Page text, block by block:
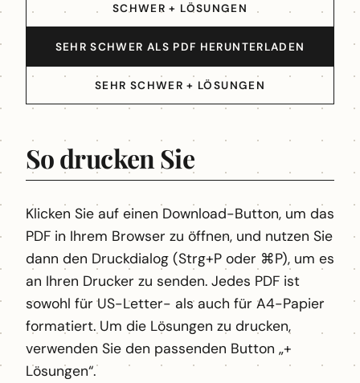
SCHWER + LÖSUNGEN
SEHR SCHWER ALS PDF HERUNTERLADEN
SEHR SCHWER + LÖSUNGEN
So drucken Sie
Klicken Sie auf einen Download-Button, um das
PDF in Ihrem Browser zu öffnen, und nutzen Sie
dann den Druckdialog (Strg+P oder ⌘P), um es
an Ihren Drucker zu senden. Jedes PDF ist
sowohl für US-Letter- als auch für A4-Papier
formatiert. Um die Lösungen zu drucken,
verwenden Sie den passenden Button „+
Lösungen“.